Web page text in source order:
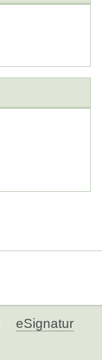
eSignatur